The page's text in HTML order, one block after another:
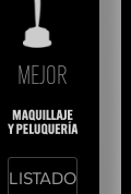
MEJOR
LISTADO